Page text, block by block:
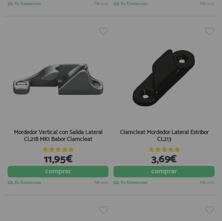
En Existencias IVA incl. En Existencias IVA incl.
Mordedor Vertical con Salida Lateral
CL218 MK1 Babor Clamcleat
11,95€
comprar
En Existencias IVA incl.
Clamcleat Mordedor Lateral Estribor
CL213
3,69€
comprar
En Existencias IVA incl.